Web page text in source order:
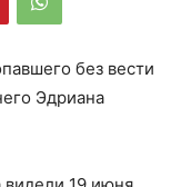
без вести
Эдриана